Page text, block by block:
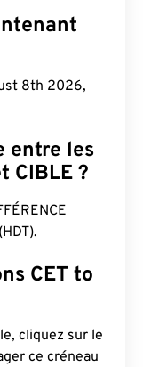
8th 2026,
entre les
CIBLE ?
CET to
cliquez sur le
ce créneau